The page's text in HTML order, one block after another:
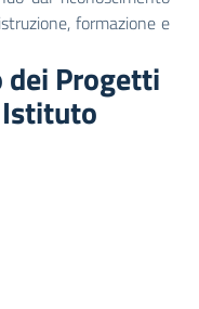
formazione e
dei Progetti